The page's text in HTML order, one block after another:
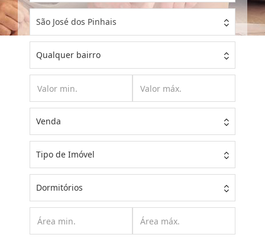
São José dos Pinhais
Qualquer bairro
Venda
Tipo de Imóvel
Dormitórios